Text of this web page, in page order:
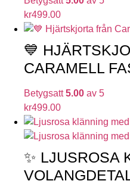
kr499.00
💙
CARAMELL
Betygsatt5.00 av 5
kr499.00
✨ LJUSROSA